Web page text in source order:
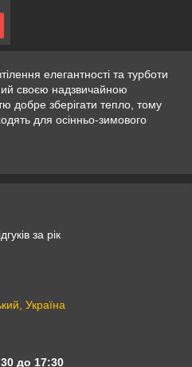
елегантності та турботи
своєю надзвичайною
добре зберігати тепло, тому
для осінньо-зимового
за рік
Україна
до 17:30